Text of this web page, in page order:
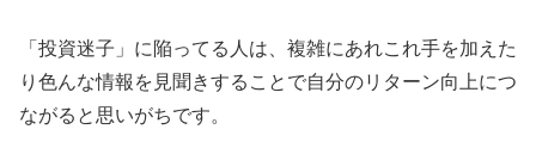
「投資迷子」に陥ってる人は、複雑にあれこれ手を加えた
り色んな情報を見聞きすることで自分のリターン向上につ
ながると思いがちです。